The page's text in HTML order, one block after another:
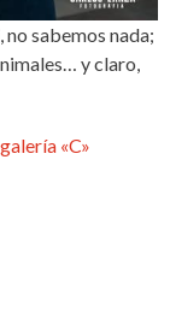
, no sabemos nada;
y claro,
«C»